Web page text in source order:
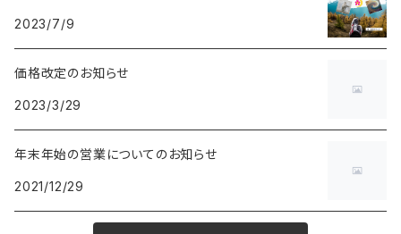
ジップパーカー
ワンピース
2023/7/9
価格改定のお知らせ
2023/3/29
年末年始の営業についてのお知らせ
2021/12/29